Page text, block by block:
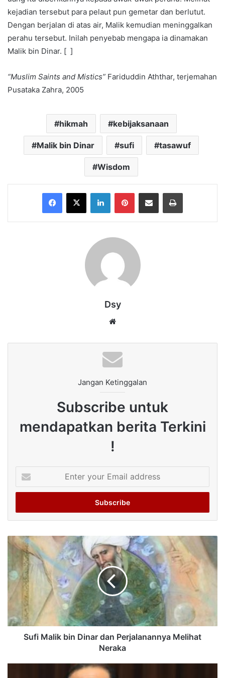
kejadian tersebut para pelaut pun gemetar dan berlutut.
Dengan berjalan di atas air, Malik kemudian meninggalkan
perahu tersebut. Inilah penyebab mengapa ia dinamakan
Malik bin Dinar. [ ]
“Muslim Saints and Mistics” Fariduddin Aththar, terjemahan
Pusataka Zahra, 2005
hikmah kebijaksanaan
Malik bin Dinar sufi tasawuf
Wisdom
Facebook
X LinkedInPinterestShare via Email Print
Dsy
Jangan Ketinggalan
Subscribe untuk
mendapatkan berita Terkini
!
your
Email
Sufi Malik bin Dinar dan Perjalanannya Melihat
Neraka